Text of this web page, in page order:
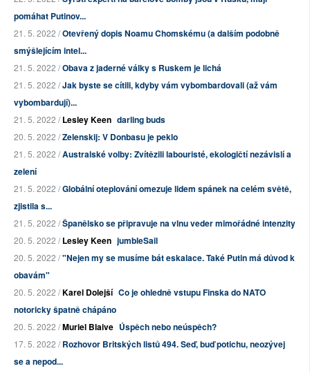
pomáhat Putinov...
21. 5. 2022 /Otevřený dopis Noamu Chomskému (a dalším podobně
smýšlejícím intel...
21. 5. 2022 /Obava z jaderné války s Ruskem je lichá
21. 5. 2022 /Jak byste se cítili, kdyby vám vybombardovali (až vám
vybombardují)...
21. 5. 2022 /Lesley Keen darling buds
20. 5. 2022 /Zelenskij: V Donbasu je peklo
21. 5. 2022 /Australské volby: Zvítězili labouristé, ekologičtí nezávislí a
zelení
21. 5. 2022 /Globální oteplování omezuje lidem spánek na celém světě,
zjistila s...
21. 5. 2022 /Španělsko se připravuje na vlnu veder mimořádné intenzity
20. 5. 2022 /Lesley Keen jumbleSail
20. 5. 2022 /"Nejen my se musíme bát eskalace. Také Putin má důvod k
obavám"
20. 5. 2022 /Karel Dolejší Co je ohledně vstupu Finska do NATO
notoricky špatně chápáno
20. 5. 2022 /Muriel Blaive Úspěch nebo neúspěch?
17. 5. 2022 /Rozhovor Britských listů 494. Seď, buď potichu, neozývej
se a nepod...